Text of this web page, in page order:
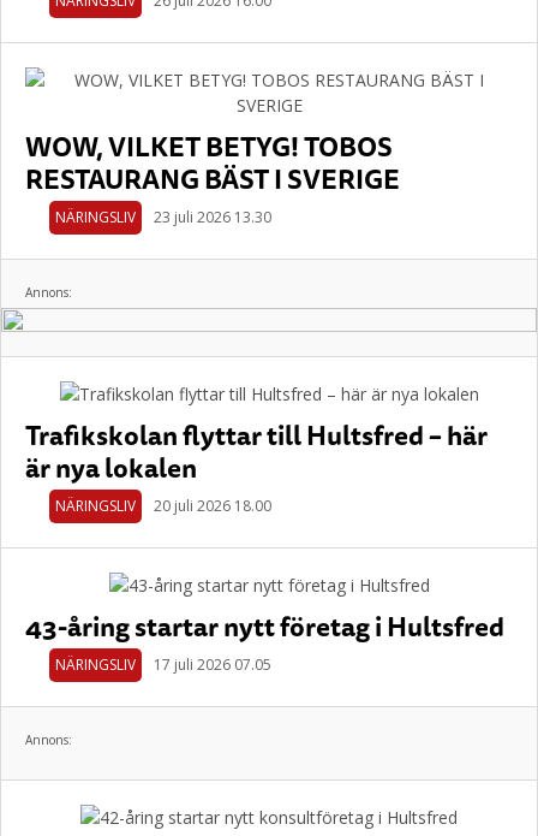
WOW, VILKET BETYG! TOBOS
RESTAURANG BÄST I SVERIGE
NÄRINGSLIV 23 juli 2026 13.30
Annons:
Trafikskolan flyttar till Hultsfred – här
är nya lokalen
NÄRINGSLIV 20 juli 2026 18.00
43-åring startar nytt företag i Hultsfred
NÄRINGSLIV 17 juli 2026 07.05
Annons: